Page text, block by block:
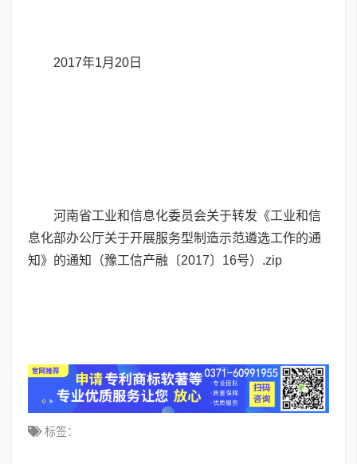
2017年1月20日
河南省工业和信息化委员会关于转发《工业和信
息化部办公厅关于开展服务型制造示范遴选工作的通
知》的通知（豫工信产融〔2017〕16号）.zip
标签：